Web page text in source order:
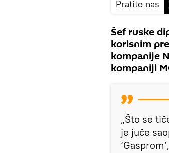
Pratite nas
Šef ruske
korisnim
kompanije
kompaniji
„Što se
je juče